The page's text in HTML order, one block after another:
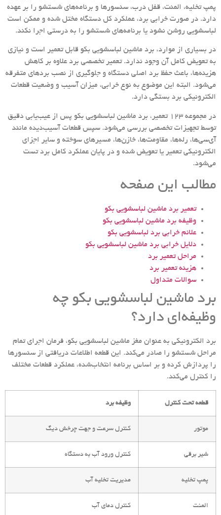
پمپ تخلیه، المنت، قفل درب، سنسورها و برنامه‌های شستشو را بر عهده
دارد. در صورت خرابی برد، عملکرد کل دستگاه مختل شده و ممکن است
لباسشویی روشن نشود یا برنامه‌های شستشو را به درستی اجرا نکند.
در بسیاری از موارد، برد ماشین لباسشویی بکو قابل تعمیر است و نیازی
به تعویض کامل آن وجود ندارد. تعمیر تخصصی برد علاوه بر کاهش
هزینه‌ها، باعث حفظ برد اصلی دستگاه و جلوگیری از نصب بردهای متفرقه
می‌شود. البته این موضوع به نوع خرابی، میزان آسیب و وضعیت قطعات
الکترونیکی برد بستگی دارد.
در مجموعه 123 تعمیر، برد ماشین لباسشویی بکو پس از عیب‌یابی دقیق
توسط تجهیزات تخصصی بررسی می‌شود. سپس قطعات آسیب‌دیده مانند
آی‌سی‌ها، رله‌ها، مقاومت‌ها، خازن‌ها، مسیرهای سوخته و سایر اجزای
الکترونیکی تعمیر یا تعویض شده و در پایان عملکرد کامل برد تست
می‌شود.
مطالب این صفحه
تعمیر برد ماشین لباسشویی بکو
وظیفه برد ماشین لباسشویی بکو
علائم خرابی برد لباسشویی بکو
دلایل خرابی برد ماشین لباسشویی بکو
مراحل تعمیر برد
هزینه تعمیر برد
سوالات متداول
برد ماشین لباسشویی بکو چه
وظیفه‌ای دارد؟
برد الکترونیکی به عنوان مغز ماشین لباسشویی بکو، فرمان اجرای تمام
مراحل شستشو را صادر می‌کند. این قطعه اطلاعات دریافتی از سنسورها
را پردازش کرده و بر اساس برنامه انتخاب‌شده، عملکرد قطعات مختلف
را کنترل می‌کند.
قطعه تحت کنترل وظیفه برد
موتور کنترل سرعت و جهت چرخش دیگ
شیر برقی کنترل ورود آب به دستگاه
پمپ تخلیه مدیریت تخلیه آب
المنت کنترل دمای آب